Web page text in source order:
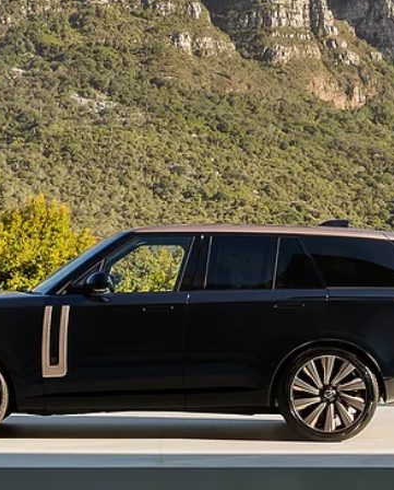
დაჯავშნე სერვისზე ვიზიტი ონლაინ
სერვისი და მომსახურების გეგმები
დაკავშირებული დახმარება
მოვაჭრე
ᲚᲔᲜᲓ ᲠᲝᲕᲔᲠᲘ ᲨᲝᲣᲠᲣᲛᲘ - GT